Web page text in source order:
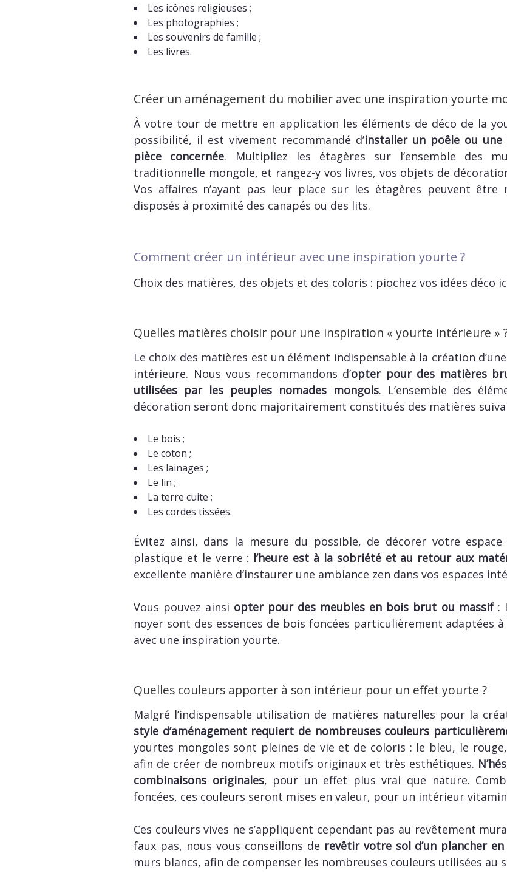
Les icônes religieuses ;
Les photographies ;
Les souvenirs de famille ;
Les livres.
Créer un aménagement du mobilier avec une inspiration yourte
À votre tour de mettre en application les éléments de déco de la
possibilité, il est vivement recommandé d’installer un poêle ou
pièce concernée. Multipliez les étagères sur l’ensemble des
traditionnelle mongole, et rangez-y vos livres, vos objets de
Vos affaires n’ayant pas leur place sur les étagères peuvent être
disposés à proximité des canapés ou des lits.
Comment créer un intérieur avec une inspiration yourte ?
Choix des matières, des objets et des coloris : piochez vos idées déco
Quelles matières choisir pour une inspiration « yourte intérieure »
Le choix des matières est un élément indispensable à la création
intérieure. Nous vous recommandons d’opter pour des matières
utilisées par les peuples nomades mongols. L’ensemble des
décoration seront donc majoritairement constitués des matières
Le bois ;
Le coton ;
Les lainages ;
Le lin ;
La terre cuite ;
Les cordes tissées.
Évitez ainsi, dans la mesure du possible, de décorer votre
plastique et le verre : l’heure est à la sobriété et au retour aux
excellente manière d’instaurer une ambiance zen dans vos espaces
Vous pouvez ainsi opter pour des meubles en bois brut ou massif:
noyer sont des essences de bois foncées particulièrement adaptées
avec une inspiration yourte.
Quelles couleurs apporter à son intérieur pour un effet yourte ?
Malgré l’indispensable utilisation de matières naturelles pour la
style d’aménagement requiert de nombreuses couleurs
yourtes mongoles sont pleines de vie et de coloris : le bleu, le
afin de créer de nombreux motifs originaux et très esthétiques.
combinaisons originales, pour un effet plus vrai que nature.
foncées, ces couleurs seront mises en valeur, pour un intérieur
Ces couleurs vives ne s’appliquent cependant pas au revêtement
faux pas, nous vous conseillons de revêtir votre sol d’un plancher
murs blancs, afin de compenser les nombreuses couleurs utilisées au